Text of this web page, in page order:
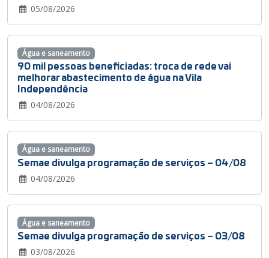
05/08/2026
90 mil pessoas beneficiadas: troca de rede vai
melhorar abastecimento de água na Vila
Independência
04/08/2026
Água e saneamento
Semae divulga programação de serviços – 04/08
04/08/2026
Água e saneamento
Semae divulga programação de serviços – 03/08
03/08/2026
Água e saneamento